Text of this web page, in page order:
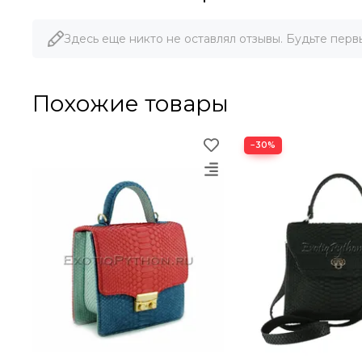
Здесь еще никто не оставлял отзывы. Будьте
Похожие товары
−30%